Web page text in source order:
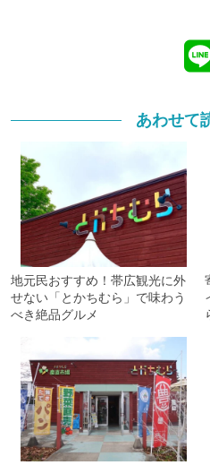
あわせて
地元民おすすめ！帯広観光に外
せない「とかちむら」で味わう
べき絶品グルメ